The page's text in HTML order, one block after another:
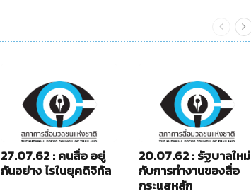
27.07.62 : คนสื่อ อยู่
กันอย่าง ไรในยุคดิจิทัล
20.07.62 : รัฐบาลใหม่
กับการทำงานของสื่อ
กระแสหลัก